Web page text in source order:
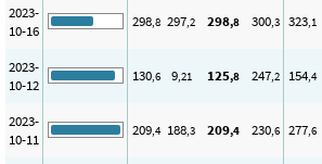
2023-
10-16
298,8 297,2 298,8 300,3 323,1
2023-
10-12
130,6 9,21 125,8 247,2 154,4
2023-
10-11
209,4 188,3 209,4 230,6 277,6